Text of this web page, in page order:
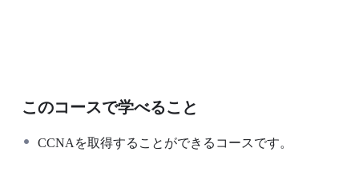
このコースで学べること
CCNAを取得することができるコースです。